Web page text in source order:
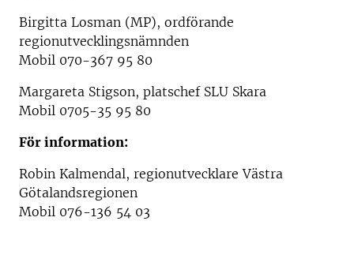
Birgitta Losman (MP), ordförande
regionutvecklingsnämnden
Mobil 070-367 95 80
Margareta Stigson, platschef SLU Skara
Mobil 0705-35 95 80
För information:
Robin Kalmendal, regionutvecklare Västra
Götalandsregionen
Mobil 076-136 54 03